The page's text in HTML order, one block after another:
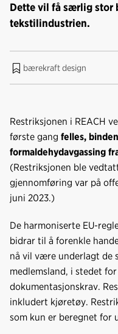
Dette vil få særlig stor
tekstilindustrien.
bærekraft design
Restriksjonen i REACH
første gang felles,
formaldehydavgassing
(Restriksjonen ble
gjennomføring var på
juni 2023.)
De harmoniserte EU-
bidrar til å forenkle
nå vil være underlagt de
medlemsland, i stedet
dokumentasjonskrav.
inkludert kjøretøy.
som kun er beregnet for